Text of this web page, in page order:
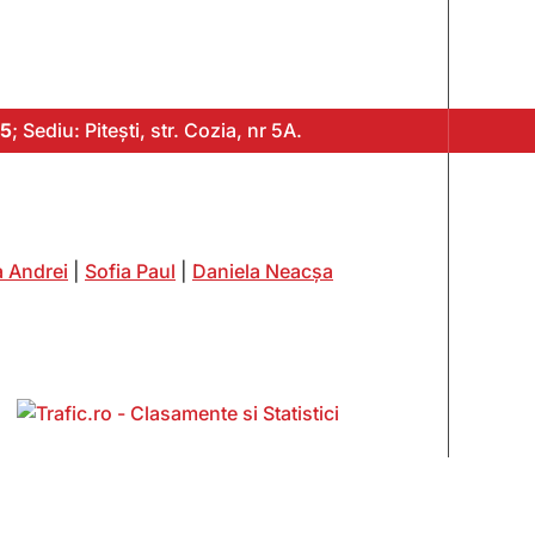
; Sediu: Pitești, str. Cozia, nr 5A.
Andrei Sofia Paul Daniela Neacșa